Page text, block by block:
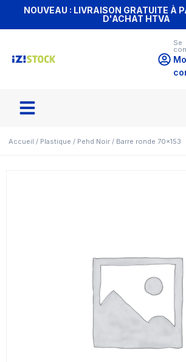
NOUVEAU : LIVRAISON GRATUITE À
D'ACHAT HTVA
Se
Accueil / Plastique / Pehd Noir / Barre ronde 70×153